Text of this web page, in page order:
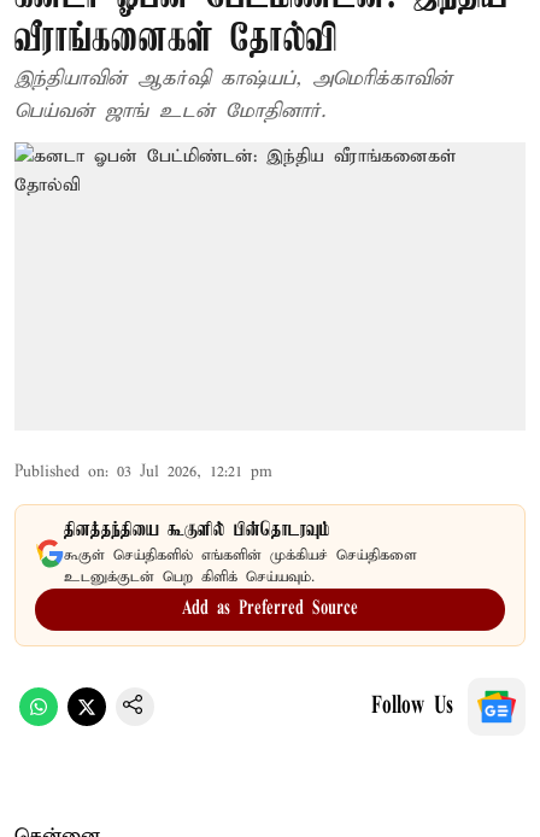
வீராங்கனைகள் தோல்வி
இந்தியாவின் ஆகர்ஷி காஷ்யப், அமெரிக்காவின்
பெய்வன் ஜாங் உடன் மோதினார்.
Published on: 03 Jul 2026, 12:21 pm
தினத்தந்தியை கூகுளில் பின்தொடரவும்
கூகுள் செய்திகளில் எங்களின் முக்கியச் செய்திகளை
உடனுக்குடன் பெற கிளிக் செய்யவும்.
Add as Preferred Source
Follow Us